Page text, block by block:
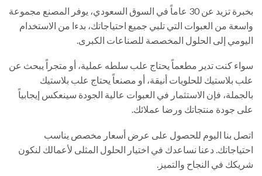
بخبرة تزيد عن 30 عاماً في السوق السعودي، يوفر المصنع مجموعة
واسعة من العبوات التي تلبي جميع احتياجاتك، بدءا من الاستخدام
اليومي إلى الحلول المخصصة للصناعات الكبرى.
سواء كنت تدير مطعماً يحتاج علب سلطه عملية، أو متجراً يبحث عن
علب بلاستيك للحلويات أنيقة، أو مصنعاً يحتاج علب بلاستيك
بالجملة، فإن الاستثمار في العبوات عالية الجودة سينعكس إيجابياً
على جودة منتجاتك ورضا عملائك.
اتصل بنا اليوم للحصول على عرض أسعار مخصص يناسب
احتياجاتك. دعنا نساعدك في اختيار الحلول المثلى لأعمالك لنكون
شريكك في النجاح والتميز.